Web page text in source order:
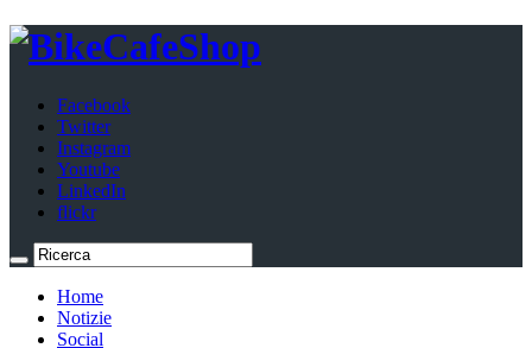
Facebook
Twitter
Instagram
Youtube
LinkedIn
flickr
Home
Notizie
Social